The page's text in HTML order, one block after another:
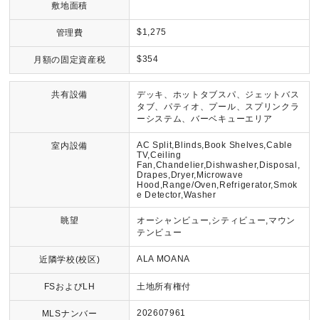
敷地面積
管理費 $1,275
月額の固定資産税 $354
共有設備
デッキ、ホットタブスパ、ジェットバス
タブ、パティオ、プール、スプリンクラ
ーシステム、バーベキューエリア
室内設備
AC Split,Blinds,Book Shelves,Cable
TV,Ceiling
Fan,Chandelier,Dishwasher,Disposal,
Drapes,Dryer,Microwave
Hood,Range/Oven,Refrigerator,Smok
e Detector,Washer
眺望
オーシャンビュー,シティビュー,マウン
テンビュー
近隣学校(校区) ALA MOANA
FSおよびLH 土地所有権付
MLSナンバー 202607961